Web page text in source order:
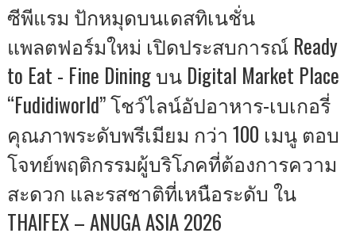
ซีพีแรม ปักหมุดบนเดสทิเนชั่น
แพลตฟอร์มใหม่ เปิดประสบการณ์ Ready
to Eat - Fine Dining บน Digital Market Place
“Fudidiworld” โชว์ไลน์อัปอาหาร-เบเกอรี่
คุณภาพระดับพรีเมียม กว่า 100 เมนู ตอบ
โจทย์พฤติกรรมผู้บริโภคที่ต้องการความ
สะดวก และรสชาติที่เหนือระดับ ใน
THAIFEX – ANUGA ASIA 2026